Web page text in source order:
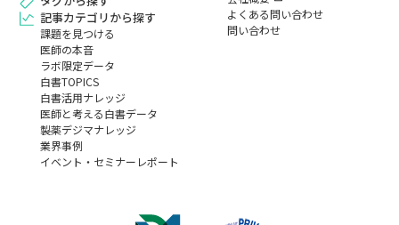
記事カテゴリから探す
課題を見つける
医師の本音
ラボ限定データ
白書TOPICS
白書活用ナレッジ
医師と考える白書データ
製薬デジマナレッジ
業界事例
イベント・セミナーレポート
よくある問い合わせ
問い合わせ